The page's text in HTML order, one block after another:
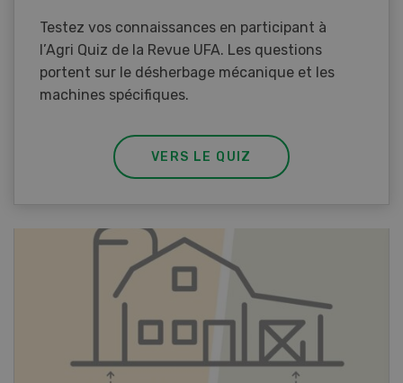
Testez vos connaissances en participant à
l’Agri Quiz de la Revue UFA. Les questions
portent sur le désherbage mécanique et les
machines spécifiques.
VERS LE QUIZ